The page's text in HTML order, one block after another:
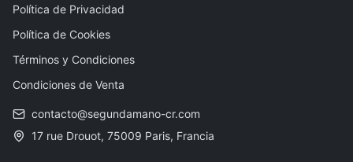
Política de Privacidad
Política de Cookies
Términos y Condiciones
Condiciones de Venta
contacto@segundamano-cr.com
17 rue Drouot, 75009 Paris, Francia